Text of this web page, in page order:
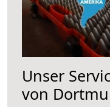
Unser
von